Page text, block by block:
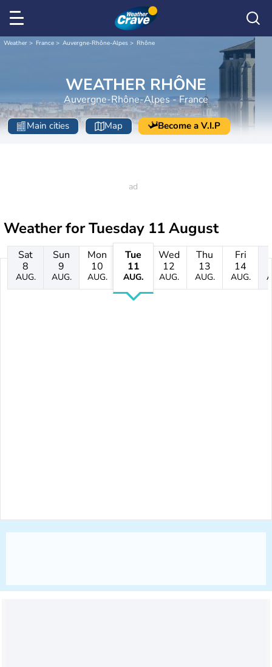
Weather France Auvergne-Rhône-Alpes Rhône
WEATHER RHÔNE
Auvergne-Rhône-Alpes - France
Main cities Map Become a V.I.P
Weather forTuesday 11 August
Sat
8
AUG.
Sun
9
AUG.
Mon
10
AUG.
Tue
11
AUG.
Wed
12
AUG.
Thu
13
AUG.
Fri
14
AUG.